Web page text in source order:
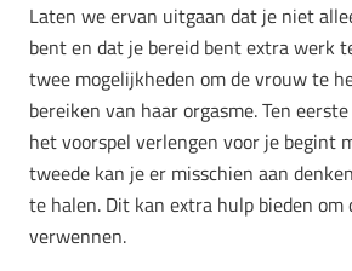
Laten we ervan uitgaan dat je niet
bent en dat je bereid bent extra werk
twee mogelijkheden om de vrouw te
bereiken van haar orgasme. Ten
het voorspel verlengen voor je begint
tweede kan je er misschien aan
te halen. Dit kan extra hulp bieden om
verwennen.